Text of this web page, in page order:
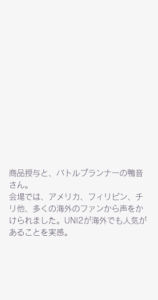
商品授与と、バトルプランナーの鴨音
さん。
会場では、アメリカ、フィリピン、チ
リ他、多くの海外のファンから声をか
けられました。UNI2が海外でも人気が
あることを実感。